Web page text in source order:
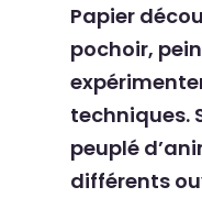
Papier
pochoir,
techniques.
peuplé
différents